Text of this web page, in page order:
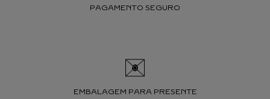
PAGAMENTO SEGURO
EMBALAGEM PARA PRESENTE